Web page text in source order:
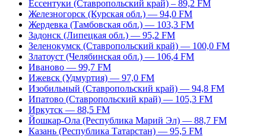
Ессентуки (Ставропольский край) – 89,2 FM
Железногорск (Курская обл.) — 94,0 FM
Жердевка (Тамбовская обл.) — 103,3 FM
Задонск (Липецкая обл.) — 95,2 FM
Зеленокумск (Ставропольский край) — 100,0 FM
Златоуст (Челябинская обл.) — 106,4 FM
Иваново — 99,7 FM
Ижевск (Удмуртия) — 97,0 FM
Изобильный (Ставропольский край) — 94,8 FM
Ипатово (Ставропольский край) — 105,3 FM
Иркутск — 88,5 FM
Йошкар-Ола (Республика Марий Эл) — 88,7 FM
Казань (Республика Татарстан) — 95,5 FM